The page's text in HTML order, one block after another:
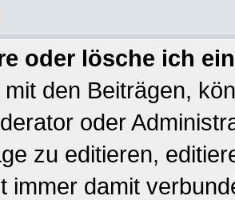
oder lösche ich
den Beiträgen,
oder
zu editieren,
immer damit